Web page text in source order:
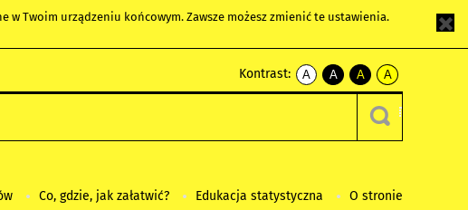
Twoim urządzeniu końcowym. Zawsze możesz zmienić te ustawienia.
Kontrast:
A
kontrast
A
kontrast
czarnym
A
kontrast
żółty
tekst
czarnym
A
kontrast
czarny
tekst
żółtym
Co, gdzie, jak załatwić? Edukacja statystyczna O stronie